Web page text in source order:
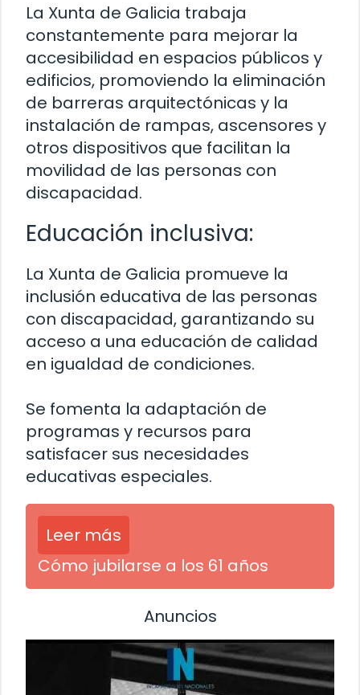
La Xunta de Galicia trabaja
constantemente para mejorar la
accesibilidad en espacios públicos y
edificios, promoviendo la eliminación
de barreras arquitectónicas y la
instalación de rampas, ascensores y
otros dispositivos que facilitan la
movilidad de las personas con
discapacidad.
Educación inclusiva:
La Xunta de Galicia promueve la
inclusión educativa de las personas
con discapacidad, garantizando su
acceso a una educación de calidad
en igualdad de condiciones.
Se fomenta la adaptación de
programas y recursos para
satisfacer sus necesidades
educativas especiales.
Leer más
Cómo jubilarse a los 61 años
Anuncios